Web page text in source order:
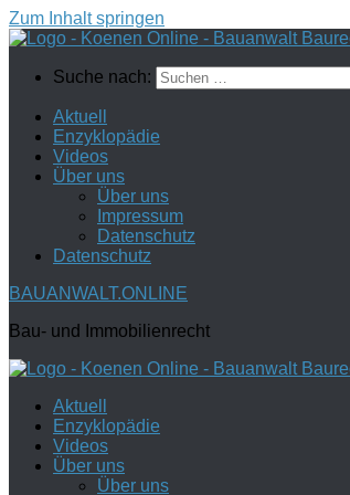
Zum Inhalt springen
Suche nach:
Aktuell
Enzyklopädie
Videos
Über uns
Über uns
Impressum
Datenschutz
Datenschutz
BAUANWALT.ONLINE
Bau- und Immobilienrecht
Aktuell
Enzyklopädie
Videos
Über uns
Über uns